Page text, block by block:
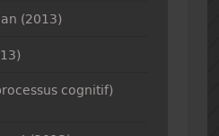
(2013)
cognitif)